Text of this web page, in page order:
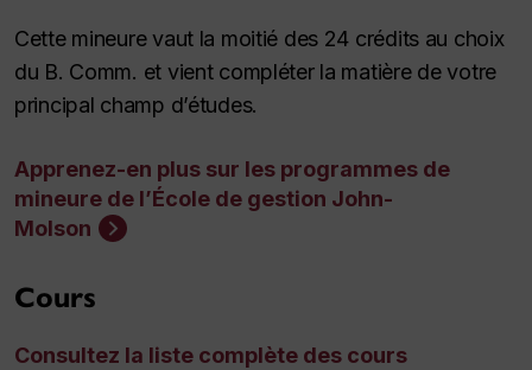
Cette mineure vaut la moitié des 24 crédits au choix
du B. Comm. et vient compléter la matière de votre
principal champ d’études.
Apprenez-en plus sur les programmes de
mineure de l’École de gestion John-
Molson
Cours
Consultez la liste complète des cours